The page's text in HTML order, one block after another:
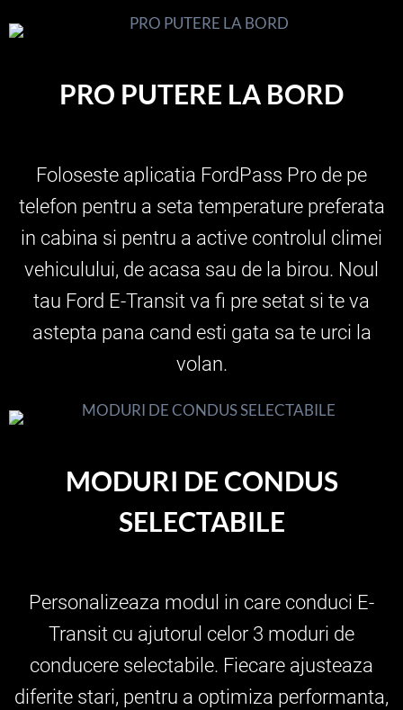
PRO PUTERE LA BORD
Foloseste aplicatia FordPass Pro de pe
telefon pentru a seta temperature preferata
in cabina si pentru a active controlul climei
vehiculului, de acasa sau de la birou. Noul
tau Ford E-Transit va fi pre setat si te va
astepta pana cand esti gata sa te urci la
volan.
MODURI DE CONDUS
SELECTABILE
Personalizeaza modul in care conduci E-
Transit cu ajutorul celor 3 moduri de
conducere selectabile. Fiecare ajusteaza
diferite stari, pentru a optimiza performanta,